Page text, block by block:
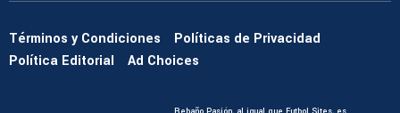
Términos y Condiciones
Políticas de Privacidad
Política Editorial
Ad Choices